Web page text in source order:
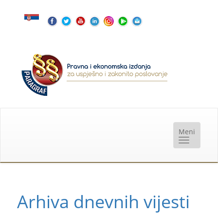
Arhiva dnevnih vijesti